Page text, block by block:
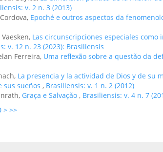
v. 2 n. 3 (2013)
Epoché e outros aspectos da
Las circunscripciones especiales
v. 12 n. 23 (2023): Brasiliensis
Ferreira, Uma reflexão sobre a questão da
La presencia y la actividad de Dios y de su
sus sueños , Brasiliensis: v. 1 n. 2 (2012)
Graça e Salvação , Brasiliensis: v. 4 n. 7
> >>